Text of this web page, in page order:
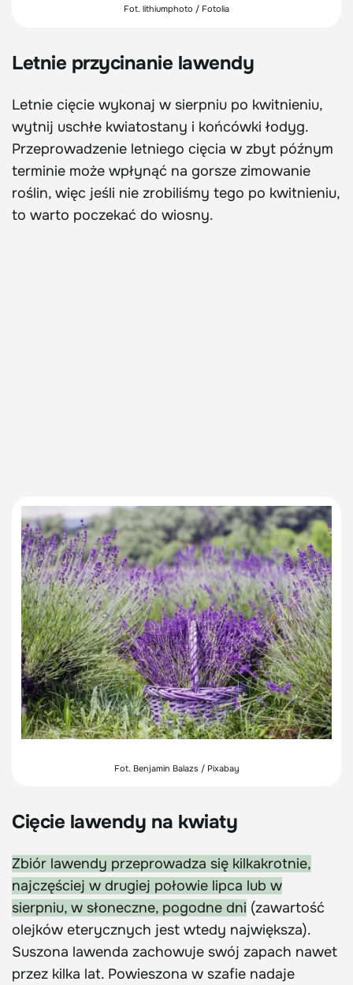
Fot. lithiumphoto / Fotolia
Letnie przycinanie lawendy
Letnie cięcie wykonaj w sierpniu po kwitnieniu,
wytnij uschłe kwiatostany i końcówki łodyg.
Przeprowadzenie letniego cięcia w zbyt późnym
terminie może wpłynąć na gorsze zimowanie
roślin, więc jeśli nie zrobiliśmy tego po kwitnieniu,
to warto poczekać do wiosny.
Fot. Benjamin Balazs / Pixabay
Cięcie lawendy na kwiaty
Zbiór lawendy przeprowadza się kilkakrotnie,
najczęściej w drugiej połowie lipca lub w
sierpniu, w słoneczne, pogodne dni (zawartość
olejków eterycznych jest wtedy największa).
Suszona lawenda zachowuje swój zapach nawet
przez kilka lat. Powieszona w szafie nadaje